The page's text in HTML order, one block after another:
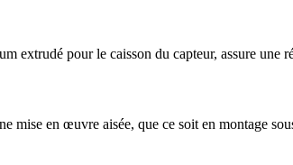
extrudé pour le caisson du capteur, assure une
mise en œuvre aisée, que ce soit en montage